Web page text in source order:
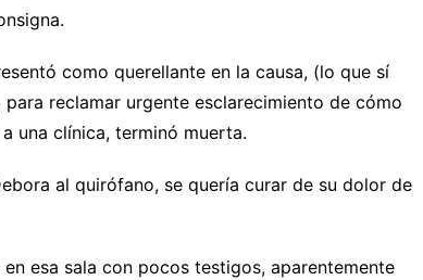
como querellante en la causa, (lo que sí
reclamar urgente esclarecimiento de cómo
una clínica, terminó muerta.
al quirófano, se quería curar de su dolor de
esa sala con pocos testigos, aparentemente